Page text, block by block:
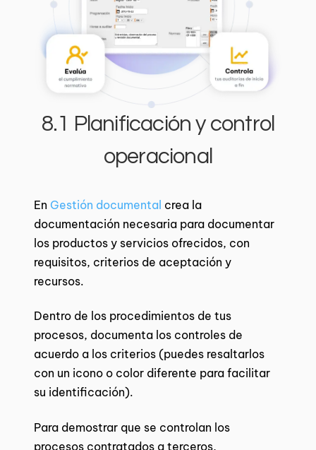
8.1 Planificación y control
operacional
En Gestión documental crea la
documentación necesaria para documentar
los productos y servicios ofrecidos, con
requisitos, criterios de aceptación y
recursos.
Dentro de los procedimientos de tus
procesos, documenta los controles de
acuerdo a los criterios (puedes resaltarlos
con un icono o color diferente para facilitar
su identificación).
Para demostrar que se controlan los
procesos contratados a terceros,